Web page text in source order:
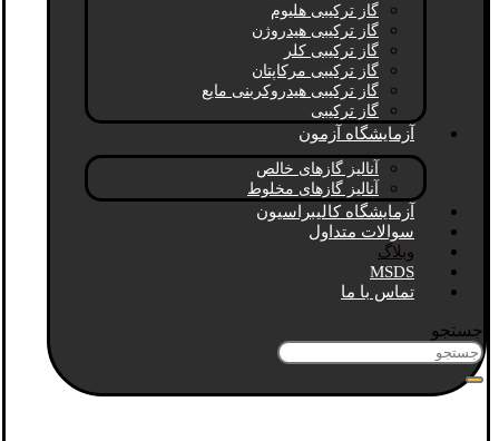
گاز ترکیبی هلیوم
گاز ترکیبی هیدروژن
گاز ترکیبی کلر
گاز ترکیبی مرکاپتان
گاز ترکیبی هیدروکربنی مایع
گاز ترکیبی
آزمایشگاه آزمون
آنالیز گازهای خالص
آنالیز گازهای مخلوط
آزمایشگاه کالیبراسیون
سوالات متداول
وبلاگ
MSDS
تماس با ما
جستجو